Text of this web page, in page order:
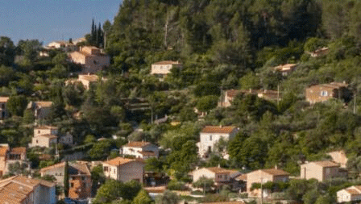
Exporter les lignes sélectionnées
Exporter toutes les colonnes
Exporter uniquement les colonnes affichées
Menu
<
>
FORMATION
Annonces
annuaire des Professionnels du territoire
SONDAGE